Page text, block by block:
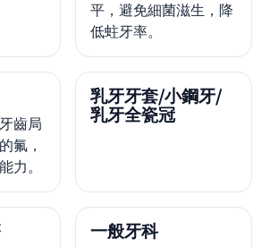
平，避免細菌滋生，降
低蛀牙率。
齒局
氟，
力。
乳牙牙套/小鋼牙/
乳牙全瓷冠
一般牙科